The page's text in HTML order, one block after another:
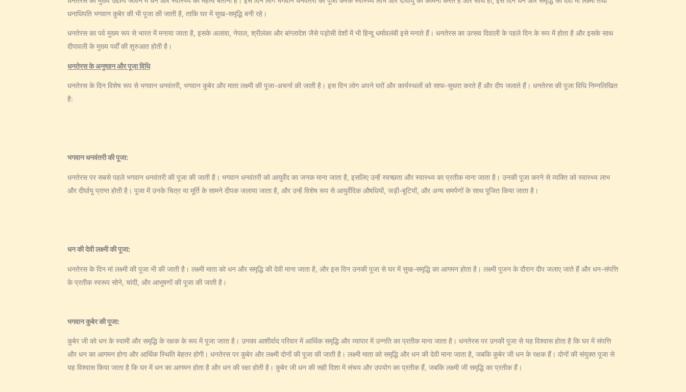
धनाधिपति भगवान कुबेर की भी पूजा की जाती है, ताकि घर में सुख-समृद्धि बनी रहे।
धनतेरस का पर्व मुख्य रूप से भारत में मनाया जाता है, इसके अलावा, नेपाल, श्रीलंका और बांग्लादेश जैसे पड़ोसी देशों में भी हिन्दू धर्मावलंबी इसे मनाते हैं। धनतेरस का उत्सव दिवाली के पहले दिन के रूप में होता है और इसके साथ
दीपावली के मुख्य पर्वों की शुरुआत होती है।
धनतेरस के अनुष्ठान और पूजा विधि
धनतेरस के दिन विशेष रूप से भगवान धनवंतरी, भगवान कुबेर और माता लक्ष्मी की पूजा-अचर्ना की जाती है। इस दिन लोग अपने घरों और कार्यस्थलों को साफ-सुथरा करते हैं और दीप जलाते हैं। धनतेरस की पूजा विधि निम्नलिखित
है:
भगवान धनवंतरी की पूजा:
धनतेरस पर सबसे पहले भगवान धनवंतरी की पूजा की जाती है। भगवान धनवंतरी को आयुर्वेद का जनक माना जाता है, इसलिए उन्हें स्वच्छता और स्वास्थ्य का प्रतीक माना जाता है। उनकी पूजा करने से व्यक्ति को स्वास्थ्य लाभ
और दीर्घायु प्राप्त होती है। पूजा में उनके चित्र या मूर्ति के सामने दीपक जलाया जाता है, और उन्हें विशेष रूप से आयुर्वेदिक औषधियों, जड़ी-बूटियों, और अन्य समर्पणों के साथ पूजित किया जाता है।
धन की देवी लक्ष्मी की पूजा:
धनतेरस के दिन मां लक्ष्मी की पूजा भी की जाती है। लक्ष्मी माता को धन और समृद्धि की देवी माना जाता है, और इस दिन उनकी पूजा से घर में सुख-समृद्धि का आगमन होता है। लक्ष्मी पूजन के दौरान दीप जलाए जाते हैं और धन-संपत्ति
के प्रतीक स्वरूप सोने, चांदी, और आभूषणों की पूजा की जाती है।
भगवान कुबेर की पूजा:
कुबेर जी को धन के स्वामी और समृद्धि के रक्षक के रूप में पूजा जाता है। उनका आशीर्वाद परिवार में आर्थिक समृद्धि और व्यापार में उन्नति का प्रतीक माना जाता है। धनतेरस पर उनकी पूजा से यह विश्वास होता है कि घर में संपत्ति
और धन का आगमन होगा और आर्थिक स्थिति बेहतर होगी। धनतेरस पर कुबेर और लक्ष्मी दोनों की पूजा की जाती है। लक्ष्मी माता को समृद्धि और धन की देवी माना जाता है, जबकि कुबेर जी धन के रक्षक हैं। दोनों की संयुक्त पूजा से
यह विश्वास किया जाता है कि घर में धन का आगमन होता है और धन की रक्षा होती है। कुबेर जी धन की सही दिशा में संचय और उपयोग का प्रतीक हैं, जबकि लक्ष्मी जी समृद्धि का प्रतीक हैं।